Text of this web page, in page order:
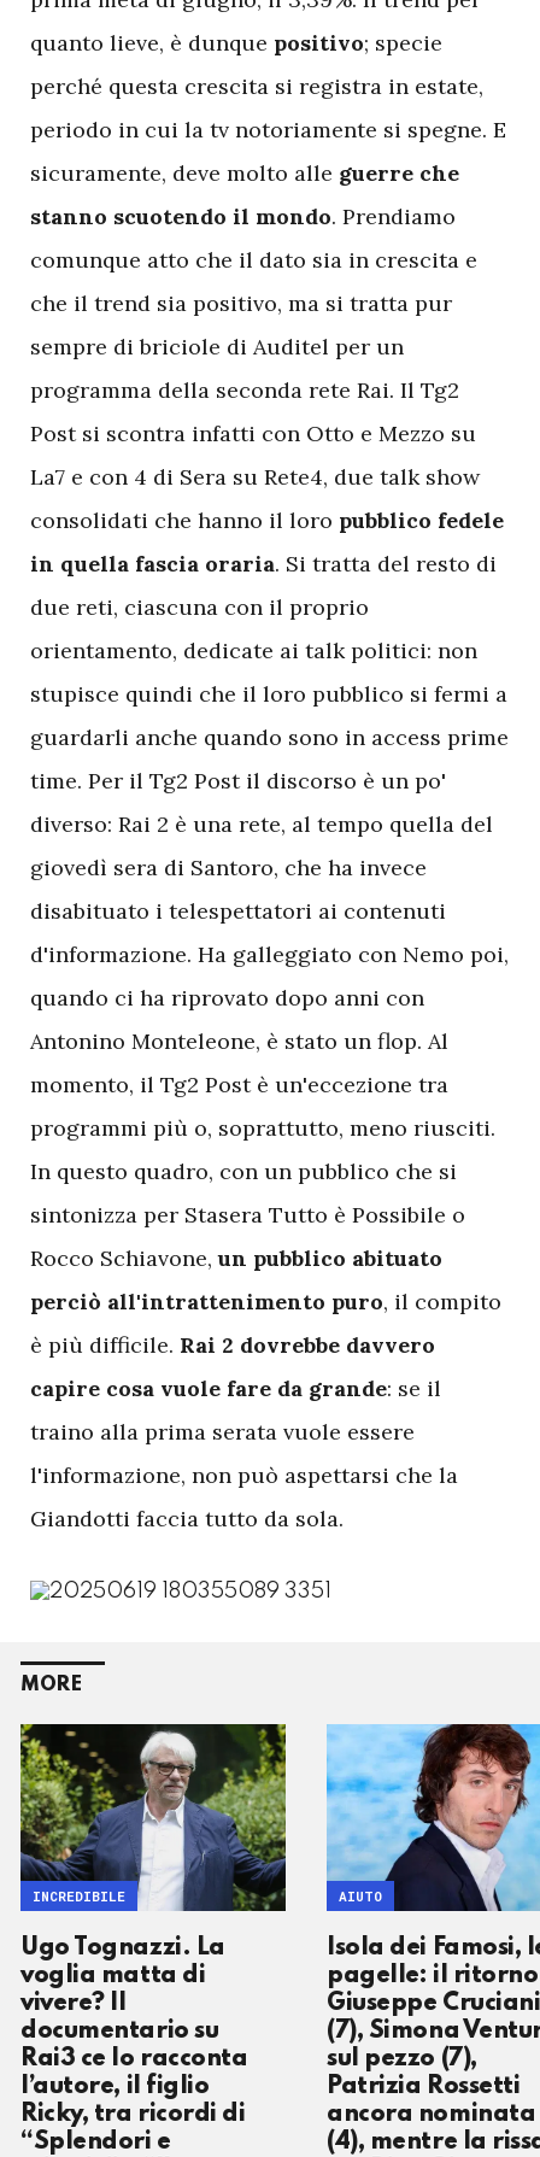
quanto lieve, è dunque positivo; specie
perché questa crescita si registra in estate,
periodo in cui la tv notoriamente si spegne. E
sicuramente, deve molto alle guerre che
stanno scuotendo il mondo. Prendiamo
comunque atto che il dato sia in crescita e
che il trend sia positivo, ma si tratta pur
sempre di briciole di Auditel per un
programma della seconda rete Rai. Il Tg2
Post si scontra infatti con Otto e Mezzo su
La7 e con 4 di Sera su Rete4, due talk show
consolidati che hanno il loro pubblico fedele
in quella fascia oraria. Si tratta del resto di
due reti, ciascuna con il proprio
orientamento, dedicate ai talk politici: non
stupisce quindi che il loro pubblico si fermi a
guardarli anche quando sono in access prime
time. Per il Tg2 Post il discorso è un po'
diverso: Rai 2 è una rete, al tempo quella del
giovedì sera di Santoro, che ha invece
disabituato i telespettatori ai contenuti
d'informazione. Ha galleggiato con Nemo poi,
quando ci ha riprovato dopo anni con
Antonino Monteleone, è stato un flop. Al
momento, il Tg2 Post è un'eccezione tra
programmi più o, soprattutto, meno riusciti.
In questo quadro, con un pubblico che si
sintonizza per Stasera Tutto è Possibile o
Rocco Schiavone,un pubblico abituato
perciò all'intrattenimento puro, il compito
è più difficile. Rai 2 dovrebbe davvero
capire cosa vuole fare da grande: se il
traino alla prima serata vuole essere
l'informazione, non può aspettarsi che la
Giandotti faccia tutto da sola.
MORE
Ugo Tognazzi. La
voglia matta di
vivere? Il
documentario su
Rai3 ce lo racconta
l’autore, il figlio
Ricky, tra ricordi di
“Splendori e
INCREDIBILE
Isola dei Famosi,
pagelle: il
Giuseppe Cruciani
(7), Simona
sul pezzo (7),
Patrizia Rossetti
ancora nominata
(4), mentre la
AIUTO